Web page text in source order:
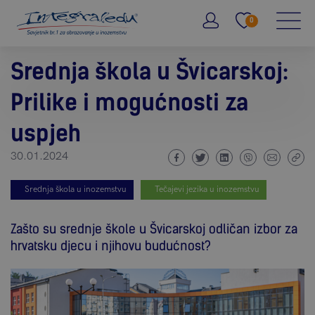
0
Srednja škola u Švicarskoj:
Prilike i mogućnosti za
uspjeh
30.01.2024
Srednja škola u inozemstvu Tečajevi jezika u inozemstvu
Zašto su srednje škole u Švicarskoj odličan izbor za
hrvatsku djecu i njihovu budućnost?